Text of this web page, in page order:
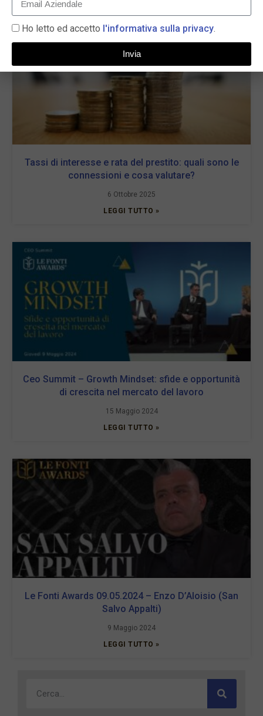
News correlate...
Tassi di interesse e rata del prestito: quali sono le
connessioni e cosa valutare?
6 Ottobre 2025
LEGGI TUTTO »
Ceo Summit – Growth Mindset: sfide e opportunità
di crescita nel mercato del lavoro
15 Maggio 2024
LEGGI TUTTO »
Le Fonti Awards 09.05.2024 – Enzo D’Aloisio (San
Salvo Appalti)
9 Maggio 2024
LEGGI TUTTO »
Ho letto ed accetto l'informativa sulla privacy.
Invia